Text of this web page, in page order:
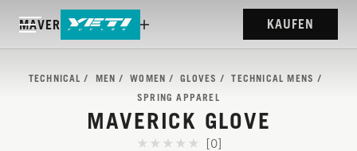
MAVERICK GLOVE KAUFEN
TECHNICAL MEN WOMEN GLOVES
TECHNICAL MENS
SPRING APPAREL
MAVERICK GLOVE
[0]